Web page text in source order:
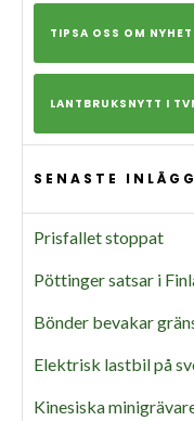
TIPSA OSS OM
LANTBRUKSNYTT I
SENASTE
Prisfallet stoppat
Pöttinger satsar i
Bönder bevakar
Elektrisk lastbil på
Kinesiska